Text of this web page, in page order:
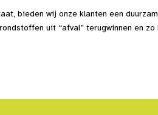
bieden wij onze klanten een
uit “afval” terugwinnen en